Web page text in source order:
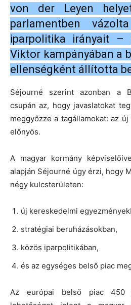
von der Leyen
parlamentben
iparpolitika irányait –
Viktor kampányában a
ellenségként állította
Séjourné szerint azonban a
csupán az, hogy javaslatokat
meggyőzze a tagállamokat: az
előnyös.
A magyar kormány
alapján Séjourné úgy érzi, hogy
négy kulcsterületen:
új kereskedelmi
stratégiai beruházásokban,
közös iparpolitikában,
és az egységes belső piac
Az európai belső piac 450